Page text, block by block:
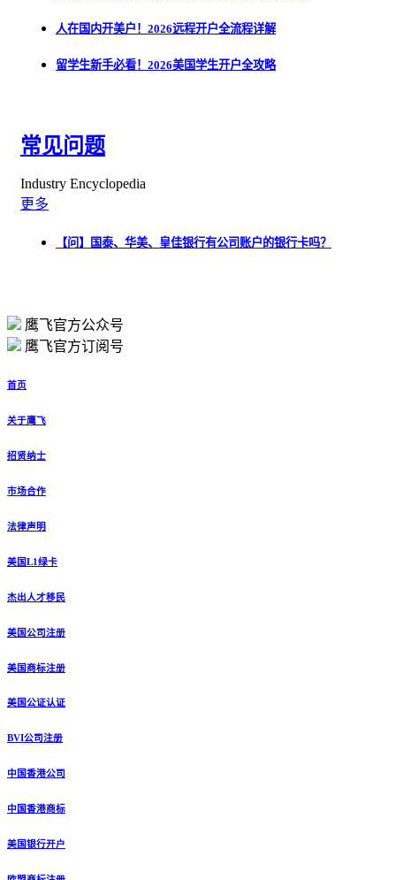
人在国内开美户！2026远程开户全流程详解
留学生新手必看！2026美国学生开户全攻略
常见问题
Industry Encyclopedia
更多
【问】国泰、华美、皇佳银行有公司账户的银行卡吗？
鹰飞官方公众号
鹰飞官方订阅号
首页
关于鹰飞
招贤纳士
市场合作
法律声明
美国L1绿卡
杰出人才移民
美国公司注册
美国商标注册
美国公证认证
BVI公司注册
中国香港公司
中国香港商标
美国银行开户